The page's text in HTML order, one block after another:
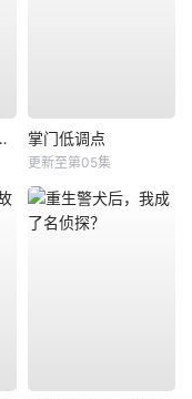
是天灾 掌门低调点
更新至第05集